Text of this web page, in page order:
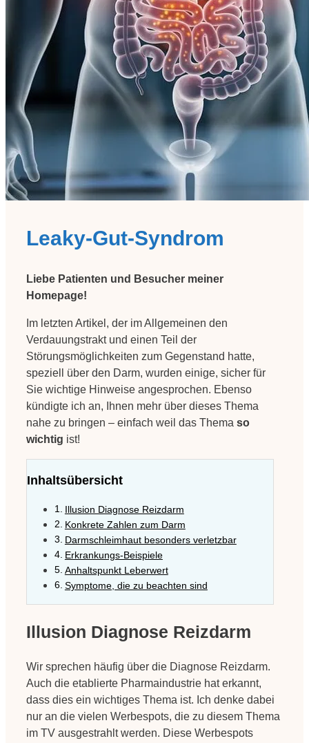
Leaky-Gut-Syndrom
Liebe Patienten und Besucher meiner
Homepage!
Im letzten Artikel, der im Allgemeinen den
Verdauungstrakt und einen Teil der
Störungsmöglichkeiten zum Gegenstand hatte,
speziell über den Darm, wurden einige, sicher für
Sie wichtige Hinweise angesprochen. Ebenso
kündigte ich an, Ihnen mehr über dieses Thema
nahe zu bringen – einfach weil das Thema so
wichtig ist!
Inhaltsübersicht
Illusion Diagnose Reizdarm
Konkrete Zahlen zum Darm
Darmschleimhaut besonders verletzbar
Erkrankungs-Beispiele
Anhaltspunkt Leberwert
Symptome, die zu beachten sind
Illusion Diagnose Reizdarm
Wir sprechen häufig über die Diagnose Reizdarm.
Auch die etablierte Pharmaindustrie hat erkannt,
dass dies ein wichtiges Thema ist. Ich denke dabei
nur an die vielen Werbespots, die zu diesem Thema
im TV ausgestrahlt werden. Diese Werbespots